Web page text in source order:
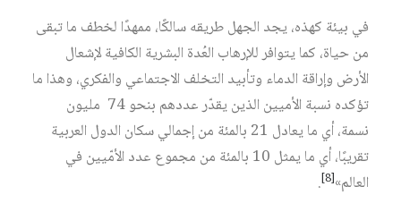
في بيئة كهذه، يجد الجهل طريقه سالكًا، ممهدًا لخطف ما تبقى
من حياة، كما يتوافر للإرهاب العُدة البشرية الكافية لإشعال
الأرض وإراقة الدماء وتأبيد التخلف الاجتماعي والفكري، وهذا ما
تؤكده نسبة الأميين الذين يقدّر عددهم بنحو 74 مليون
نسمة، أي ما يعادل 21 بالمئة من إجمالي سكان الدول العربية
تقريبًا، أي ما يمثل 10 بالمئة من مجموع عدد الأمّيين في
العالم»[8]
.